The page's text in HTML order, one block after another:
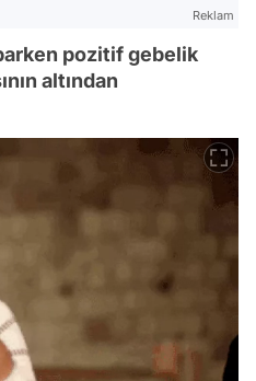
Reklam
pozitif gebelik
altından